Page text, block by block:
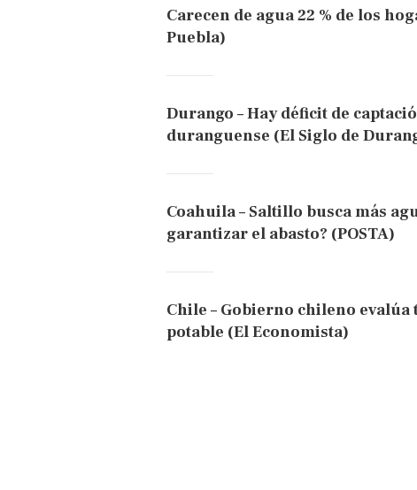
Carecen de agua 22 % de los
Puebla)
Durango – Hay déficit de
duranguense (El Siglo de
Coahuila – Saltillo busca más
garantizar el abasto? (POSTA)
Chile – Gobierno chileno
potable (El Economista)